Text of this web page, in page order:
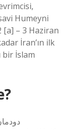
Humeyni
[a] – 3 Haziran
İran’ın ilk
bir İslam